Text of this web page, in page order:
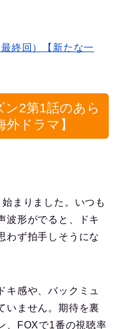
終回）【新たな一
ン2第1話のあら
ドラマ】
まりました。いつも
波形がでると、ドキ
わず拍手しそうにな
キ感や、バックミュ
いません。期待を裏
、FOXで1番の視聴率